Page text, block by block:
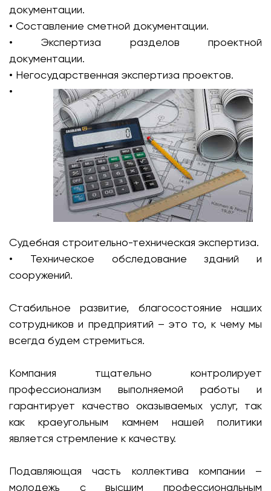
документации.
• Составление сметной документации.
• Экспертиза разделов проектной
документации.
• Негосударственная экспертиза проектов.
•
Судебная строительно-техническая экспертиза.
• Техническое обследование зданий и
сооружений.
Стабильное развитие, благосостояние наших
сотрудников и предприятий – это то, к чему мы
всегда будем стремиться.
Компания тщательно контролирует
профессионализм выполняемой работы и
гарантирует качество оказываемых услуг, так
как краеугольным камнем нашей политики
является стремление к качеству.
Подавляющая часть коллектива компании –
молодежь с высшим профессиональным